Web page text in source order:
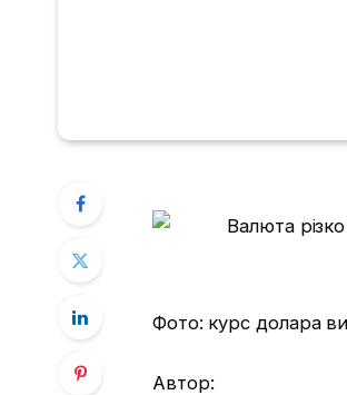
Фото: курс долара
Автор: